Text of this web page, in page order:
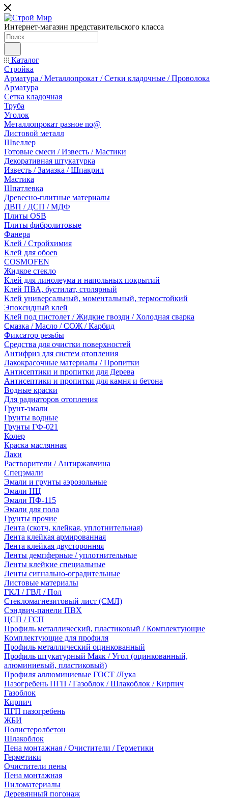
Интернет-магазин представительского класса
Каталог
Стройка
Арматура / Металлопрокат / Сетки кладочные / Проволока
Арматура
Сетка кладочная
Труба
Уголок
Металлопрокат разное no@
Листовой металл
Швеллер
Готовые смеси / Известь / Мастики
Декоративная штукатурка
Известь / Замазка / Шпакрил
Мастика
Шпатлевка
Древесно-плитные материалы
ДВП / ДСП / МДФ
Плиты OSB
Плиты фибролитовые
Фанера
Клей / Стройхимия
Клей для обоев
COSMOFEN
Жидкое стекло
Клей для линолеума и напольных покрытий
Клей ПВА, бустилат, столярный
Клей универсальный, моментальный, термостойкий
Эпоксидный клей
Клей под пистолет / Жидкие гвозди / Холодная сварка
Смазка / Масло / СОЖ / Карбид
Фиксатор резьбы
Средства для очистки поверхностей
Антифриз для систем отопления
Лакокрасочные материалы / Пропитки
Антисептики и пропитки для Дерева
Антисептики и пропитки для камня и бетона
Водные краски
Для радиаторов отопления
Грунт-эмали
Грунты водные
Грунты ГФ-021
Колер
Краска маслянная
Лаки
Растворители / Антиржавчина
Спецэмали
Эмали и грунты аэрозольные
Эмали НЦ
Эмали ПФ-115
Эмали для пола
Грунты прочие
Лента (скотч, клейкая, уплотнительная)
Лента клейкая армированная
Лента клейкая двусторонняя
Ленты демпферные / уплотнительные
Ленты клейкие специальные
Ленты сигнально-оградительные
Листовые материалы
ГКЛ / ГВЛ / Пол
Стекломагнезитовый лист (СМЛ)
Сэндвич-панели ПВХ
ЦСП / ГСП
Профиль металлический, пластиковый / Комплектующие
Комплектующие для профиля
Профиль металлический оцинкованный
Профиль штукатурный Маяк / Угол (оцинкованный,
алюминиевый, пластиковый)
Профиля аллюминиевые ГОСТ /Лука
Пазогребень ПГП / Газоблок / Шлакоблок / Кирпич
Газоблок
Кирпич
ПГП пазогребень
ЖБИ
Полистеролбетон
Шлакоблок
Пена монтажная / Очистители / Герметики
Герметики
Очистители пены
Пена монтажная
Пиломатериалы
Деревянный погонаж